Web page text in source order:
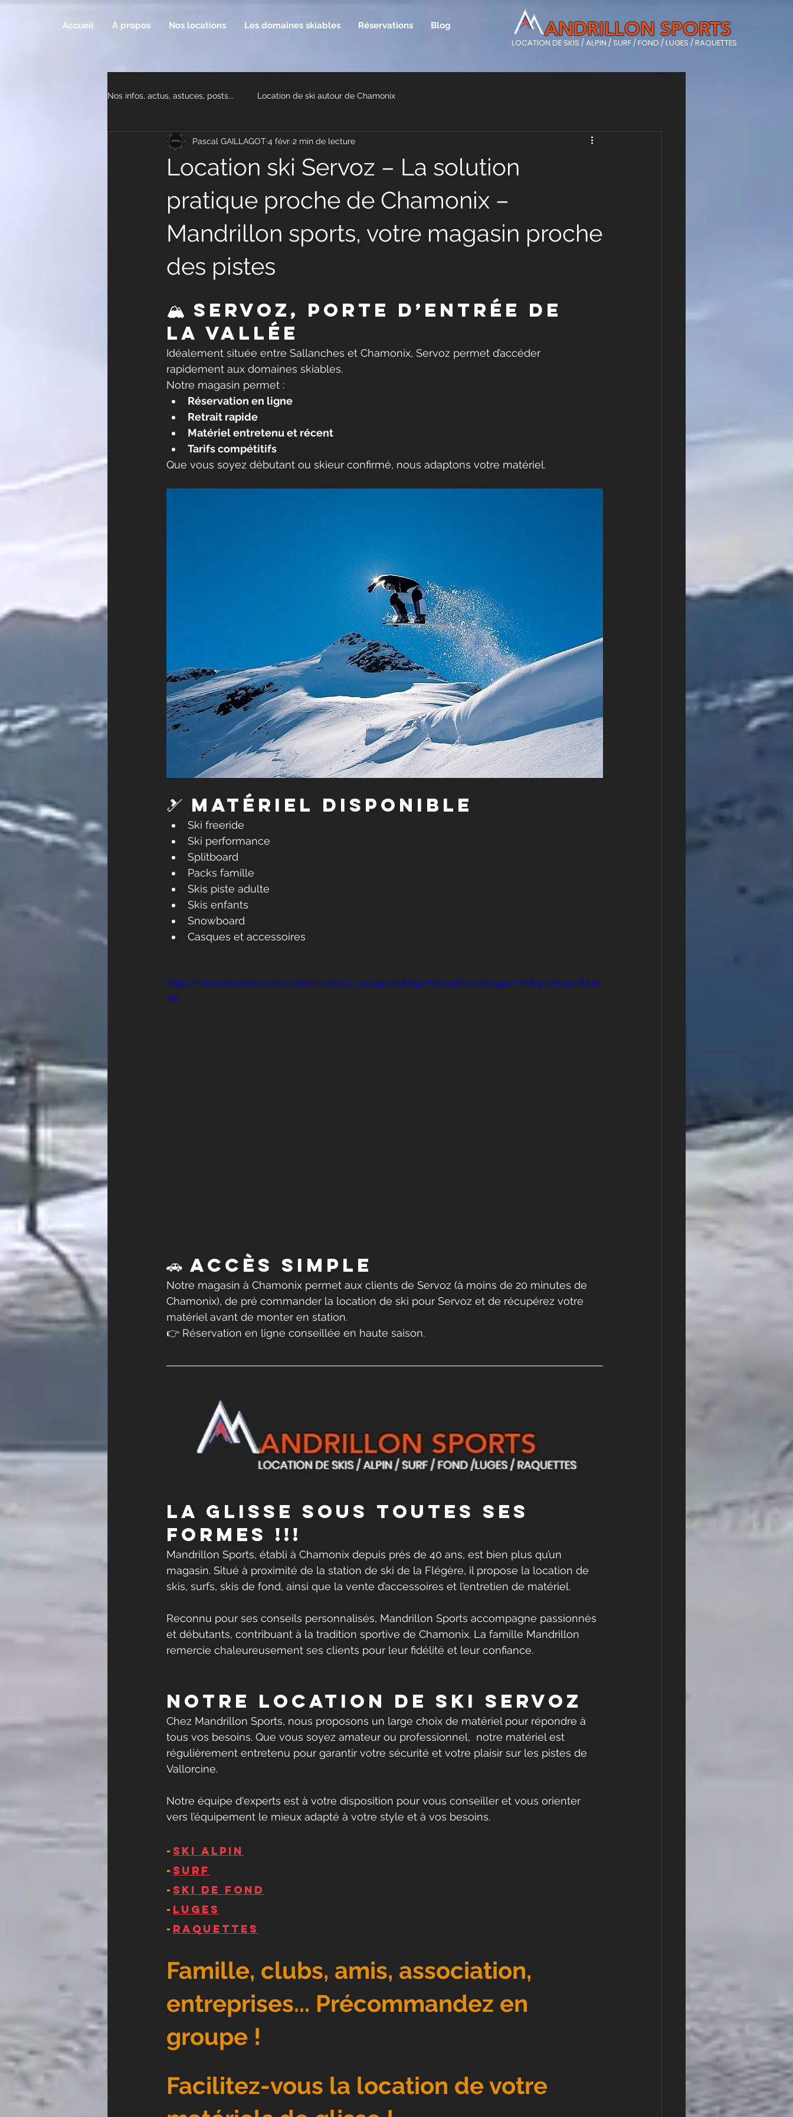
Accueil À propos Nos locations Les domaines skiables Réservations Blog
LOCATION DE SKIS / ALPIN / SURF / FOND / LUGES / RAQUETTES
ANDRILLON SPORTS
Nos infos, actus, astuces, posts... Location de ski autour de Chamonix
Location ski Servoz – La solution
pratique proche de Chamonix –
Mandrillon sports, votre magasin proche
des pistes
Pascal GAILLAGOT4 févr. 2 min de lecture
🏔 Servoz, porte d’entrée de
la vallée
Idéalement située entre Sallanches et Chamonix, Servoz permet d’accéder
rapidement aux domaines skiables.
Notre magasin permet :
Réservation en ligne
Retrait rapide
Matériel entretenu et récent
Tarifs compétitifs
Que vous soyez débutant ou skieur confirmé, nous adaptons votre matériel.
🎿 Matériel disponible
Ski freeride
Ski performance
Splitboard
Packs famille
Skis piste adulte
Skis enfants
Snowboard
Casques et accessoires
https://video.wixstatic.com/video/11062b_14ca44a138d942f78374f7751ac5942f/1080p/mp4/file.m
p4
🚗 Accès simple
Notre magasin à Chamonix permet aux clients de Servoz (à moins de 20 minutes de
Chamonix), de pré commander la location de ski pour Servoz et de récupérez votre
matériel avant de monter en station.
👉 Réservation en ligne conseillée en haute saison.
LA GLISSE SOUS TOUTES SES
FORMES !!!
Mandrillon Sports, établi à Chamonix depuis près de 40 ans, est bien plus qu’un
magasin. Situé à proximité de la station de ski de la Flégère, il propose la location de
skis, surfs, skis de fond, ainsi que la vente d’accessoires et l’entretien de matériel.
Reconnu pour ses conseils personnalisés, Mandrillon Sports accompagne passionnés
et débutants, contribuant à la tradition sportive de Chamonix. La famille Mandrillon
remercie chaleureusement ses clients pour leur fidélité et leur confiance.
NOtre LOCATION de ski Servoz
Chez Mandrillon Sports, nous proposons un large choix de matériel pour répondre à
tous vos besoins. Que vous soyez amateur ou professionnel,  notre matériel est
régulièrement entretenu pour garantir votre sécurité et votre plaisir sur les pistes de
Vallorcine.
Notre équipe d'experts est à votre disposition pour vous conseiller et vous orienter
vers l’équipement le mieux adapté à votre style et à vos besoins.
- SKI ALPIN
- SURF
- SKI DE FOND
- LUGES
- RAQUETTES
​Famille, clubs, amis, association,
entreprises... Précommandez en
groupe !
Facilitez-vous la location de votre